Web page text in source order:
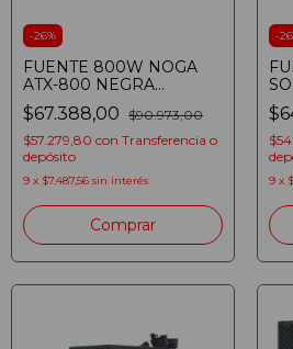
-26%
FUENTE 800W NOGA
ATX-800 NEGRA
(7798137703187)
$67.388,00 $90.973,00
$57.279,80 con Transferencia o
depósito
9 x $7.487,56 sin interés
-26
9 x